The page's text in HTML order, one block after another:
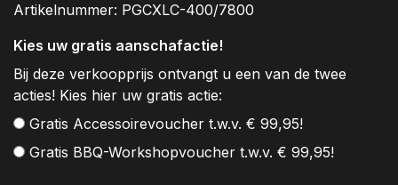
Artikelnummer: PGCXLC-400/7800
Kies uw gratis aanschafactie!
Bij deze verkoopprijs ontvangt u een van de twee
acties! Kies hier uw gratis actie:
Gratis Accessoirevoucher t.w.v. € 99,95!
Gratis BBQ-Workshopvoucher t.w.v. € 99,95!